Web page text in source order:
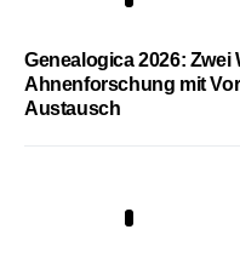
Genealogica 2026: Zwei
Ahnenforschung mit
Austausch